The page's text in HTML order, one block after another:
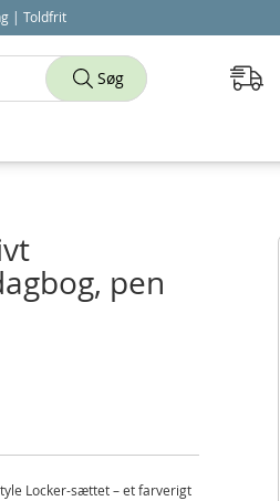
| Toldfrit
pen
Locker-sættet – et farverigt
Søg